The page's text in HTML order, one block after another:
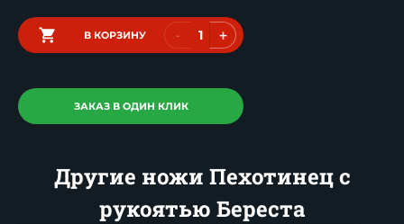
В КОРЗИНУ - +
ЗАКАЗ В ОДИН КЛИК
Другие ножи Пехотинец с
рукоятью Береста